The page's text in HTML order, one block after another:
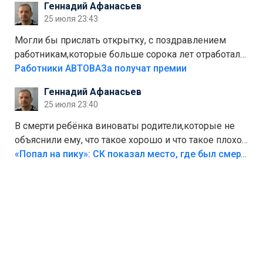
Штрафы мизерные.
Геннадий Афанасьев
25 июля 23:43
Могли бы прислать открытку, с поздравлением
работникам,которые больше сорока лет отработали
на предприятии.
Работники АВТОВАЗа получат премии
Геннадий Афанасьев
25 июля 23:40
В смерти ребёнка виноваты родители,которые не
объяснили ему, что такое хорошо и что такое плохо!
Лезть через такой забор,верх безумия,есть же
«Попал на пику»: СК показал место, где был смертельно травмирован ребенок в Тольятти